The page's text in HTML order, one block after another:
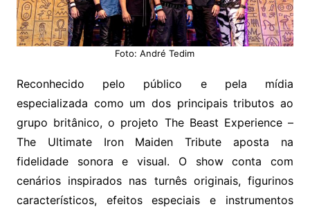
Foto: André Tedim
Reconhecido pelo público e pela mídia
especializada como um dos principais tributos ao
grupo britânico, o projeto The Beast Experience –
The Ultimate Iron Maiden Tribute aposta na
fidelidade sonora e visual. O show conta com
cenários inspirados nas turnês originais, figurinos
característicos, efeitos especiais e instrumentos